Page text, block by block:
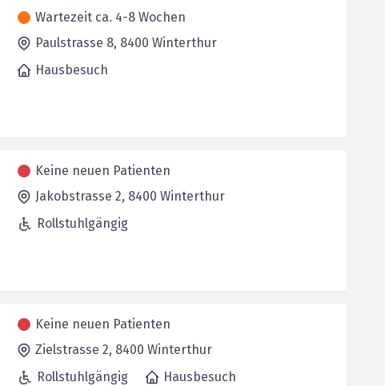
Wartezeit ca. 4-8 Wochen
Paulstrasse 8, 8400 Winterthur
Hausbesuch
Keine neuen Patienten
Jakobstrasse 2, 8400 Winterthur
Rollstuhlgängig
Keine neuen Patienten
Zielstrasse 2, 8400 Winterthur
Rollstuhlgängig
Hausbesuch